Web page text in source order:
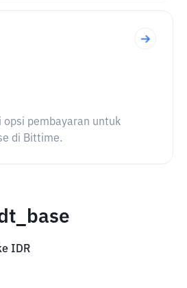
opsi pembayaran untuk
di Bittime.
IDR